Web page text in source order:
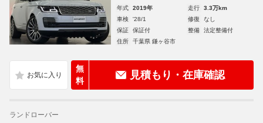
年式 2019年 走行
3.3万km
車検
'28/1 修復
なし
保証
保証付 整備
法定整備付
住所
千葉県 鎌ヶ谷市
無
料
見積もり・在庫確認
ランドローバー